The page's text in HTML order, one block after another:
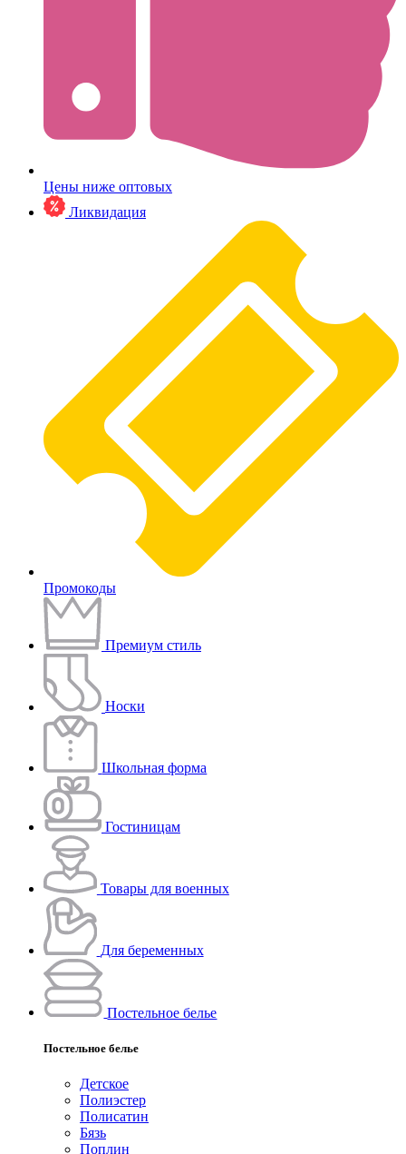
Цены ниже оптовых
Ликвидация
Промокоды
Премиум стиль
Носки
Школьная форма
Гостиницам
Товары для военных
Для беременных
Постельное белье
Постельное белье
Детское
Полиэстeр
Полисатин
Бязь
Поплин